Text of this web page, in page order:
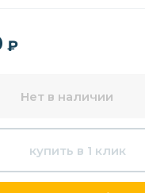
₽
Нет в наличии
купить в 1 клик